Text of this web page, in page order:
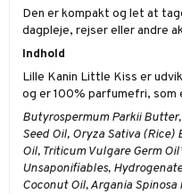
Den er kompakt og let at
dagpleje, rejser eller andre
Indhold
Lille Kanin Little Kiss er
og er 100% parfumefri,
Butyrospermum Parkii
Seed Oil, Oryza Sativa (Rice)
Oil, Triticum Vulgare Germ
Unsaponifiables,
Coconut Oil, Argania